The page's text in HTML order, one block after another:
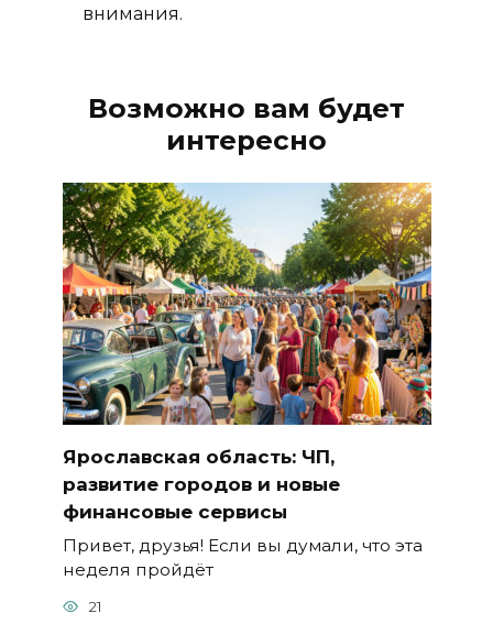
внимания.
Возможно вам будет
интересно
Ярославская область: ЧП,
развитие городов и новые
финансовые сервисы
Привет, друзья! Если вы думали, что эта
неделя пройдёт
21